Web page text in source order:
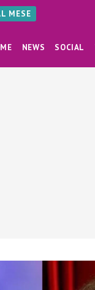
MESE
NEWS SOCIAL